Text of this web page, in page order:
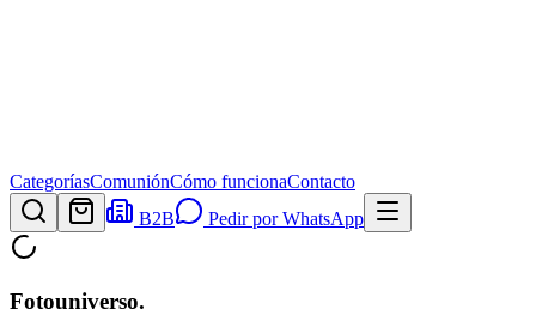
CategoríasComuniónCómo funcionaContacto
B2B
Pedir por WhatsApp
Fotouniverso.